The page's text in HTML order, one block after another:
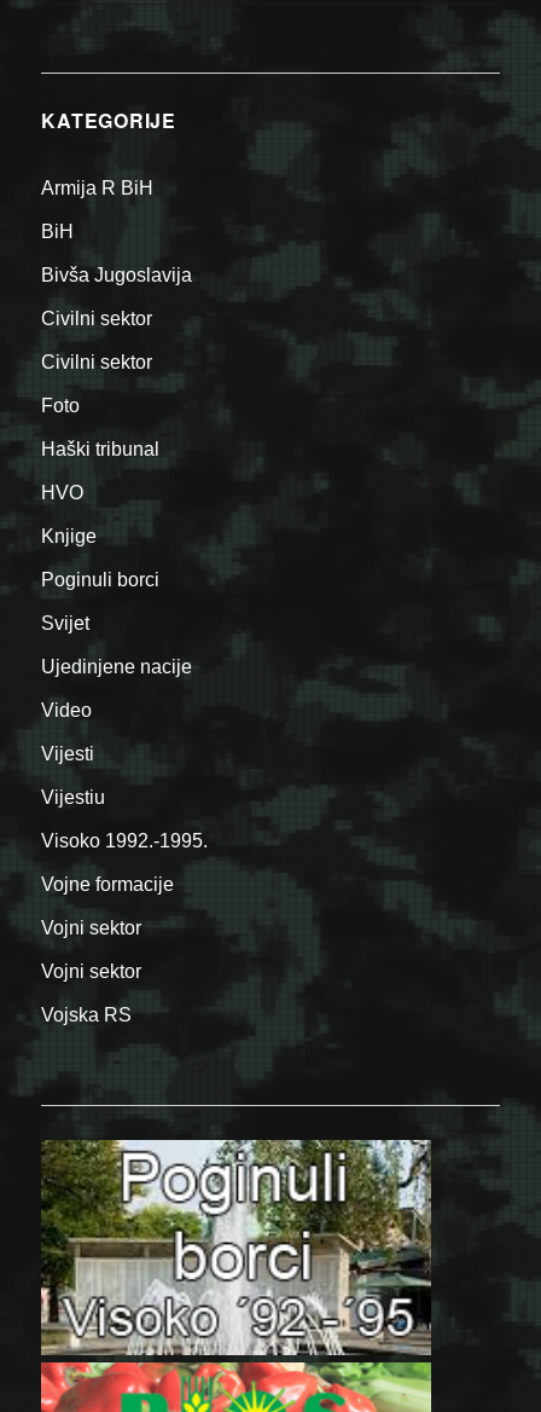
KATEGORIJE
Armija R BiH
BiH
Bivša Jugoslavija
Civilni sektor
Civilni sektor
Foto
Haški tribunal
HVO
Knjige
Poginuli borci
Svijet
Ujedinjene nacije
Video
Vijesti
Vijestiu
Visoko 1992.-1995.
Vojne formacije
Vojni sektor
Vojni sektor
Vojska RS